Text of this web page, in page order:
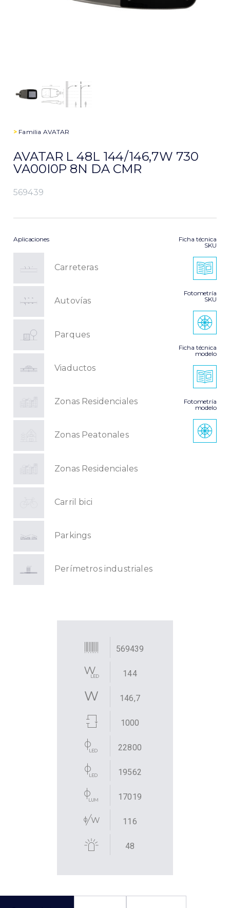
> Familia AVATAR
AVATAR L 48L 144/146,7W 730
VA00I0P 8N DA CMR
569439
Aplicaciones
Carreteras
Autovías
Parques
Viaductos
Zonas Residenciales
Zonas Peatonales
Zonas Residenciales
Carril bici
Parkings
Perímetros industriales
Ficha técnica
SKU
Fotometría
SKU
Ficha técnica
modelo
Fotometría
modelo
569439
144
146,7
1000
22800
19562
17019
116
48